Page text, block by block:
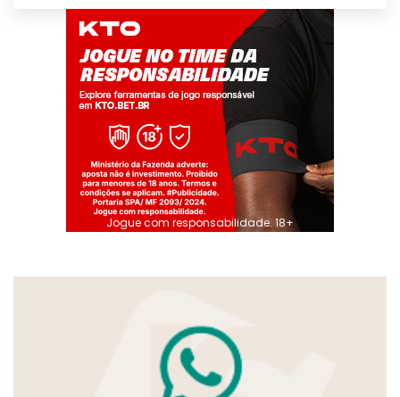
Jogue com responsabilidade. 18+